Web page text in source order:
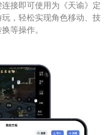
接即可使用为《天谕》定
，轻松实现角色移动、技
等操作。